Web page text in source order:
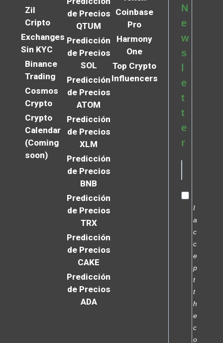
Zil
Cripto
Exchanges
Sin KYC
Binance
Trading
Cosmos
Crypto
Crypto
Calendar
(Coming
soon)
de Precios
QTUM
Predicción
de Precios
SOL
Predicción
de Precios
ATOM
Predicción
de Precios
XLM
Predicción
de Precios
BNB
Predicción
de Precios
TRX
Predicción
de Precios
CAKE
Predicción
de Precios
ADA
Coinbase
Pro
Harmony
One
Top Crypto
Influencers
N
e
w
s
l
e
t
t
e
r
I
a
c
c
e
p
t
t
h
e
c
o